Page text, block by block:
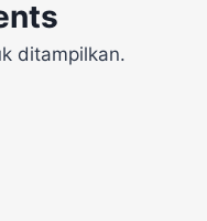
ditampilkan.